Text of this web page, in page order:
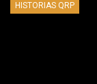
HISTORIAS QRP